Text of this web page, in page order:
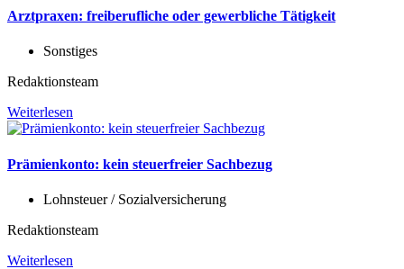
Arztpraxen: freiberufliche oder gewerbliche Tätigkeit
Sonstiges
Redaktionsteam
Weiterlesen
Prämienkonto: kein steuerfreier Sachbezug
Lohnsteuer / Sozialversicherung
Redaktionsteam
Weiterlesen